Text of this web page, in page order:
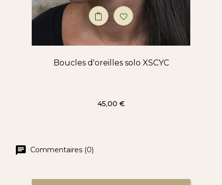
Boucles d'oreilles solo XSCYC
Prix
45,00 €
Commentaires (0)